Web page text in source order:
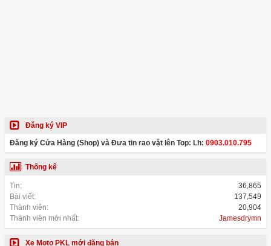
Đăng ký VIP
Đăng ký Cửa Hàng (Shop) và Đưa tin rao vặt lên Top: Lh: 0903.010.795
Thống kê
Tin:
36,865
Bài viết:
137,549
Thành viên:
20,904
Thành viên mới nhất:
Jamesdrymn
Xe Moto PKL mới đăng bán